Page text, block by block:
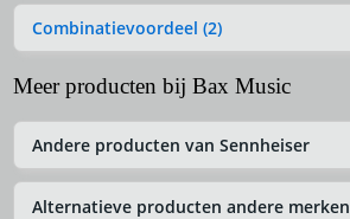
Combinatievoordeel (2)
Meer producten bij Bax Music
Andere producten van Sennheiser
Alternatieve producten andere merken